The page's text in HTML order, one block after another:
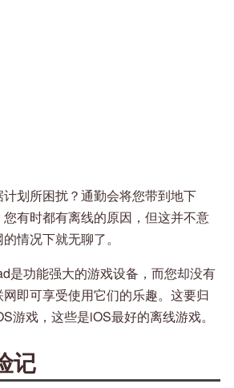
划所困扰？通勤会将您带到地下
有时都有离线的原因，但这并不意
情况下就无聊了。
是功能强大的游戏设备，而您却没有
即可享受使用它们的乐趣。这要归
游戏，这些是iOS最好的离线游戏。
记